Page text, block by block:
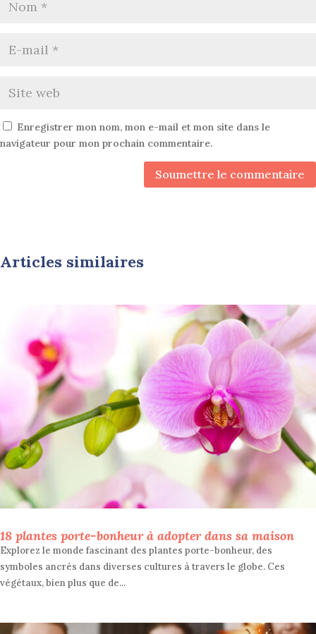
Enregistrer mon nom, mon e-mail et mon site dans le
navigateur pour mon prochain commentaire.
Soumettre le commentaire
Articles similaires
18 plantes porte-bonheur à adopter dans sa maison
Explorez le monde fascinant des plantes porte-bonheur, des
symboles ancrés dans diverses cultures à travers le globe. Ces
végétaux, bien plus que de...